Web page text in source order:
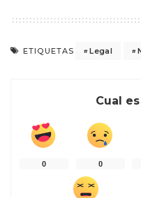
ETIQUETAS Legal
Cual
0 0